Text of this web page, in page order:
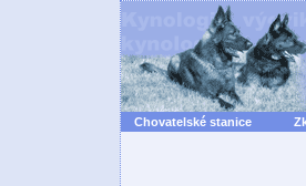
Chovatelské stanice